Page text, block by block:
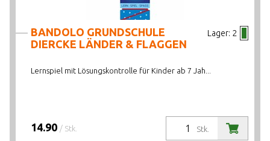
Lager: 2
BANDOLO GRUNDSCHULE
DIERCKE LÄNDER & FLAGGEN
Lernspiel mit Lösungskontrolle für Kinder ab 7 Jah...
Stk.
14.90 / Stk.